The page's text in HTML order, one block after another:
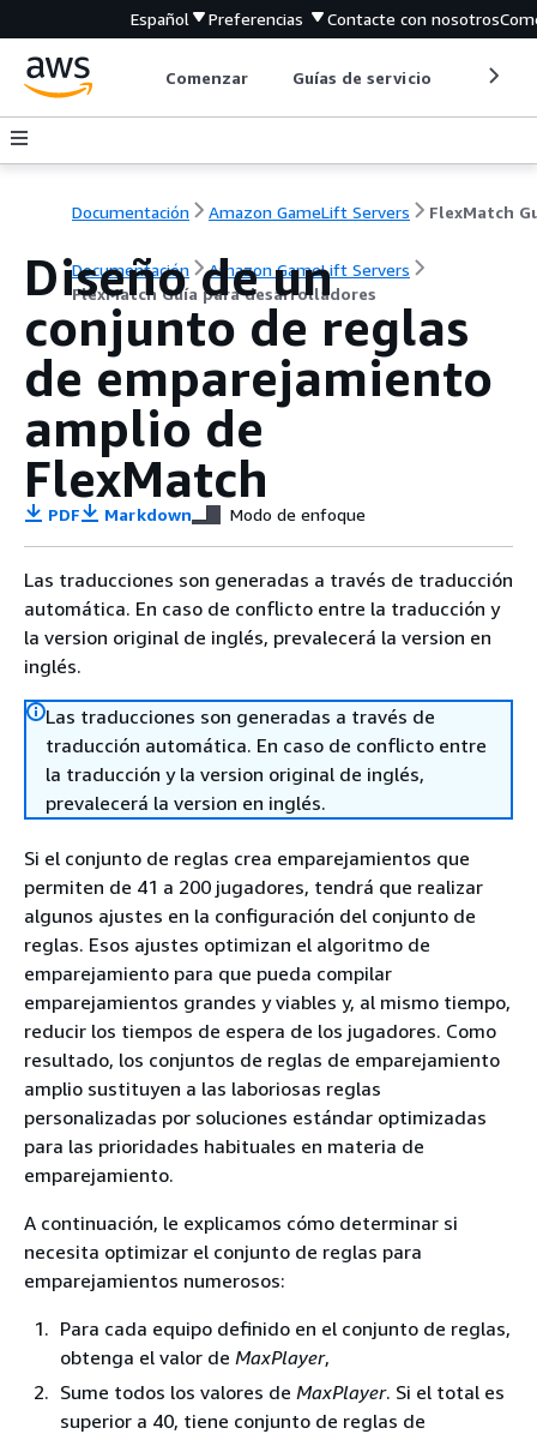
Español Preferencias Contacte con nosotros
Comenzar Guías de servicio
Documentación Amazon GameLift Servers
Documentación
Amazon GameLift Servers
FlexMatch Guía para desarrolladores
Diseño de un
conjunto de reglas
de emparejamiento
amplio de
FlexMatch
PDF Markdown Modo de enfoque
Las traducciones son generadas a través de traducción
automática. En caso de conflicto entre la traducción y
la version original de inglés, prevalecerá la version en
inglés.
Las traducciones son generadas a través de
traducción automática. En caso de conflicto entre
la traducción y la version original de inglés,
prevalecerá la version en inglés.
Si el conjunto de reglas crea emparejamientos que
permiten de 41 a 200 jugadores, tendrá que realizar
algunos ajustes en la configuración del conjunto de
reglas. Esos ajustes optimizan el algoritmo de
emparejamiento para que pueda compilar
emparejamientos grandes y viables y, al mismo tiempo,
reducir los tiempos de espera de los jugadores. Como
resultado, los conjuntos de reglas de emparejamiento
amplio sustituyen a las laboriosas reglas
personalizadas por soluciones estándar optimizadas
para las prioridades habituales en materia de
emparejamiento.
A continuación, le explicamos cómo determinar si
necesita optimizar el conjunto de reglas para
emparejamientos numerosos:
Para cada equipo definido en el conjunto de reglas,
obtenga el valor de MaxPlayer,
Sume todos los valores de MaxPlayer. Si el total es
superior a 40, tiene conjunto de reglas de